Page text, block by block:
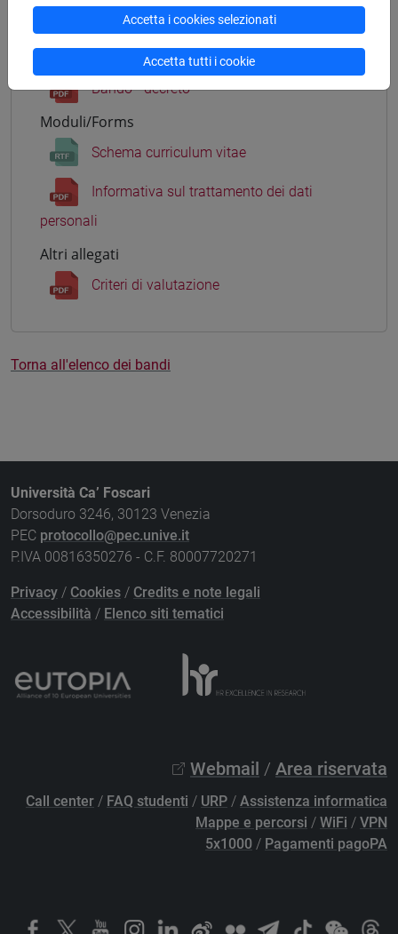
Bando - copertina
Bando - decreto
Moduli/Forms
Schema curriculum vitae
Informativa sul trattamento dei dati
personali
Altri allegati
Criteri di valutazione
Torna all'elenco dei bandi
Università Ca’ Foscari
Dorsoduro 3246, 30123 Venezia
PEC protocollo@pec.unive.it
P.IVA 00816350276 - C.F. 80007720271
Privacy / Cookies / Credits e note legali
Accessibilità / Elenco siti tematici
Webmail / Area riservata
Call center / FAQ studenti / URP / Assistenza informatica
Mappe e percorsi / WiFi / VPN
5x1000 / Pagamenti pagoPA
Accetta i cookies selezionati
Accetta tutti i cookie